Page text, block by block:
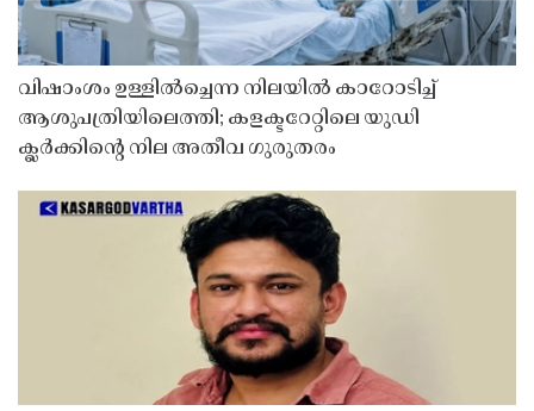
വിഷാംശം ഉള്ളിൽച്ചെന്ന നിലയിൽ കാറോടിച്ച്
ആശുപത്രിയിലെത്തി; കളക്ടറേറ്റിലെ യുഡി
ക്ലർക്കിൻ്റെ നില അതീവ ഗുരുതരം